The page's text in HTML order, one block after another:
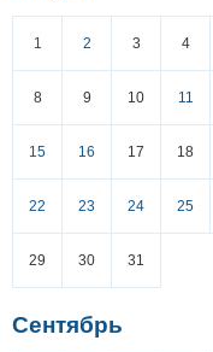
1 2 3 4
8 9 10 11
15 16 17 18
22 23 24 25
29 30 31
Сентябрь